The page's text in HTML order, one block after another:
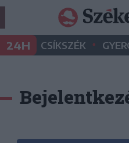
24H CSÍKSZÉK •